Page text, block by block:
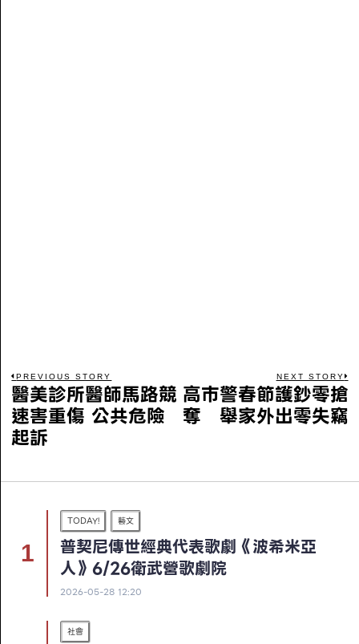
PREVIOUS STORY
醫美診所醫師馬路競
速害重傷 公共危險
起訴
NEXT STORY
高巿警春節護鈔零搶
奪 舉家外出零失竊
TODAY! 藝文
普契尼傳世經典代表歌劇《波希米亞
人》6/26衛武營歌劇院
2026-05-28 12:20
社會